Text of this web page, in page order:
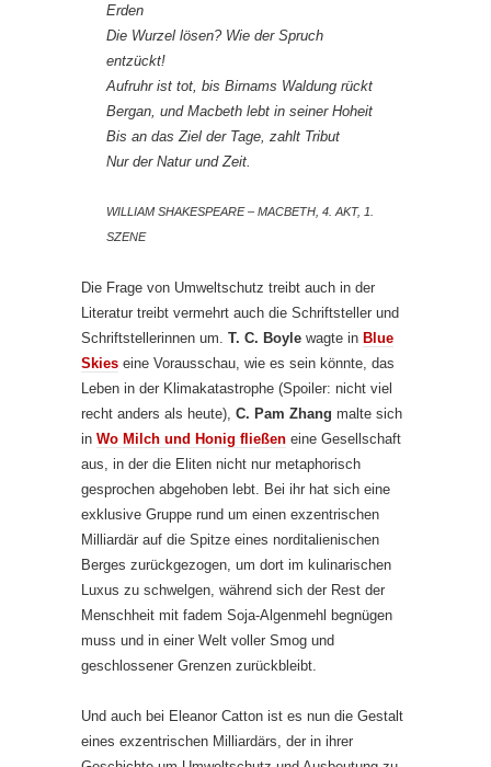
Erden
Die Wurzel lösen? Wie der Spruch
entzückt!
Aufruhr ist tot, bis Birnams Waldung rückt
Bergan, und Macbeth lebt in seiner Hoheit
Bis an das Ziel der Tage, zahlt Tribut
Nur der Natur und Zeit.
WILLIAM SHAKESPEARE – MACBETH, 4. AKT, 1.
SZENE
Die Frage von Umweltschutz treibt auch in der
Literatur treibt vermehrt auch die Schriftsteller und
Schriftstellerinnen um. T. C. Boyle wagte in Blue
Skies eine Vorausschau, wie es sein könnte, das
Leben in der Klimakatastrophe (Spoiler: nicht viel
recht anders als heute), C. Pam Zhang malte sich
in Wo Milch und Honig fließen eine Gesellschaft
aus, in der die Eliten nicht nur metaphorisch
gesprochen abgehoben lebt. Bei ihr hat sich eine
exklusive Gruppe rund um einen exzentrischen
Milliardär auf die Spitze eines norditalienischen
Berges zurückgezogen, um dort im kulinarischen
Luxus zu schwelgen, während sich der Rest der
Menschheit mit fadem Soja-Algenmehl begnügen
muss und in einer Welt voller Smog und
geschlossener Grenzen zurückbleibt.
Und auch bei Eleanor Catton ist es nun die Gestalt
eines exzentrischen Milliardärs, der in ihrer